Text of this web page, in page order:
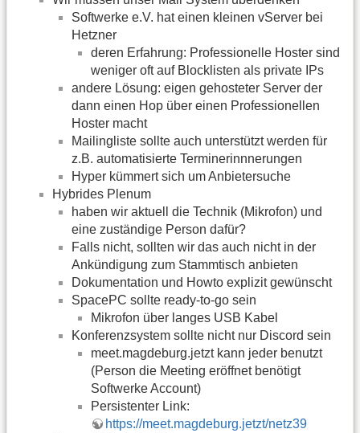
Softwerke e.V. hat einen kleinen vServer bei
Hetzner
deren Erfahrung: Professionelle Hoster sind
weniger oft auf Blocklisten als private IPs
andere Lösung: eigen gehosteter Server der
dann einen Hop über einen Professionellen
Hoster macht
Mailingliste sollte auch unterstützt werden für
z.B. automatisierte Terminerinnnerungen
Hyper kümmert sich um Anbietersuche
Hybrides Plenum
haben wir aktuell die Technik (Mikrofon) und
eine zuständige Person dafür?
Falls nicht, sollten wir das auch nicht in der
Ankündigung zum Stammtisch anbieten
Dokumentation und Howto explizit gewünscht
SpacePC sollte ready-to-go sein
Mikrofon über langes USB Kabel
Konferenzsystem sollte nicht nur Discord sein
meet.magdeburg.jetzt kann jeder benutzt
(Person die Meeting eröffnet benötigt
Softwerke Account)
Persistenter Link:
https://meet.magdeburg.jetzt/netz39